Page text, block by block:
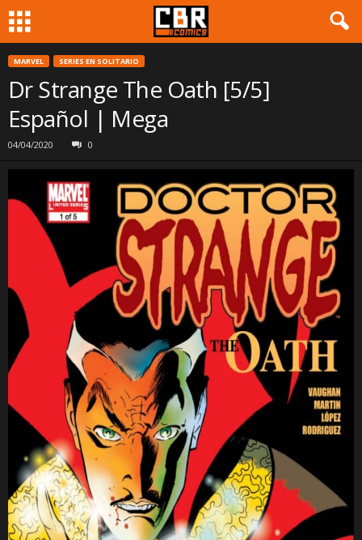
MARVEL SERIES EN SOLITARIO
Dr Strange The Oath [5/5]
Español | Mega
04/04/2020 0